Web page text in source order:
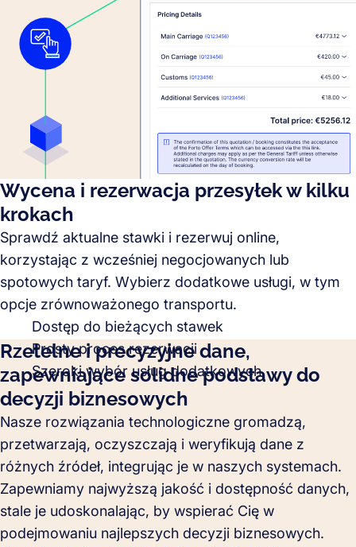
Wycena i rezerwacja przesyłek w kilku
krokach
Sprawdź aktualne stawki i rezerwuj online,
korzystając z wcześniej negocjowanych lub
spotowych taryf. Wybierz dodatkowe usługi, w tym
opcje zrównoważonego transportu.
Dostęp do bieżących stawek
Prosty proces rezerwacji
Szeroki wybór usług dodatkowych
Rzetelne i precyzyjne dane,
zapewniające solidne podstawy do
decyzji biznesowych
Nasze rozwiązania technologiczne gromadzą,
przetwarzają, oczyszczają i weryfikują dane z
różnych źródeł, integrując je w naszych systemach.
Zapewniamy najwyższą jakość i dostępność danych,
stale je udoskonalając, by wspierać Cię w
podejmowaniu najlepszych decyzji biznesowych.